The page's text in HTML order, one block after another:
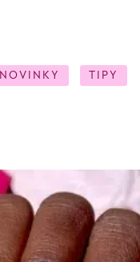
NOVINKY TIPY